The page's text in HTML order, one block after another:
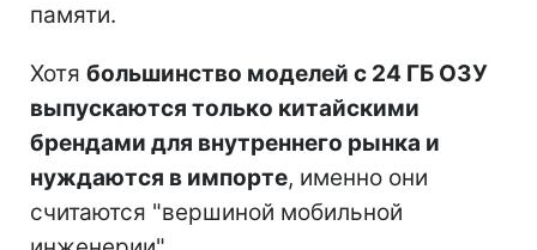
памяти.
Хотя большинство моделей с 24 ГБ ОЗУ
выпускаются только китайскими
брендами для внутреннего рынка и
нуждаются в импорте, именно они
считаются "вершиной мобильной